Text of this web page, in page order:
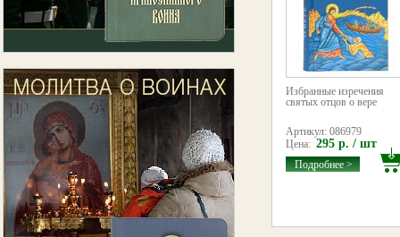
Избранные изречения
святых отцов о вере
Артикул: 086979
Цена: 295 р. / шт
Подробнее >